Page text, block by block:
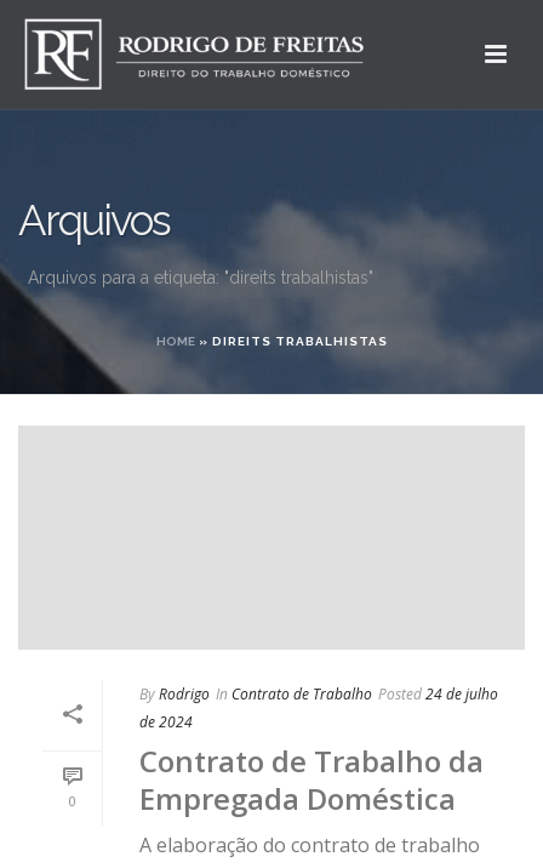
Arquivos
Arquivos para a etiqueta: "direits trabalhistas"
HOME» DIREITS TRABALHISTAS
0
ByRodrigo In Contrato de Trabalho Posted24 de julho
de 2024
Contrato de Trabalho da
Empregada Doméstica
A elaboração do contrato de trabalho